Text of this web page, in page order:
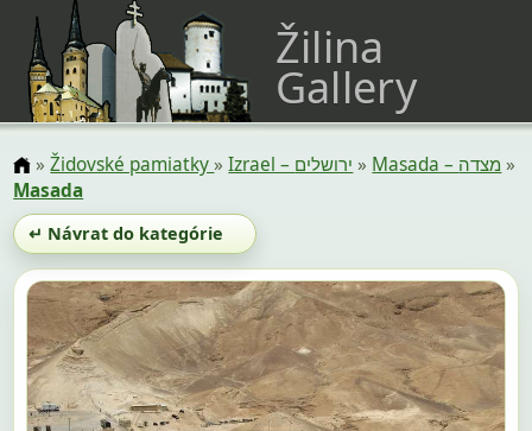
Žilina
Gallery
»Židovské pamiatky» Izrael – ירושלים » Masada – מצדה »
Masada
↵ Návrat do kategórie